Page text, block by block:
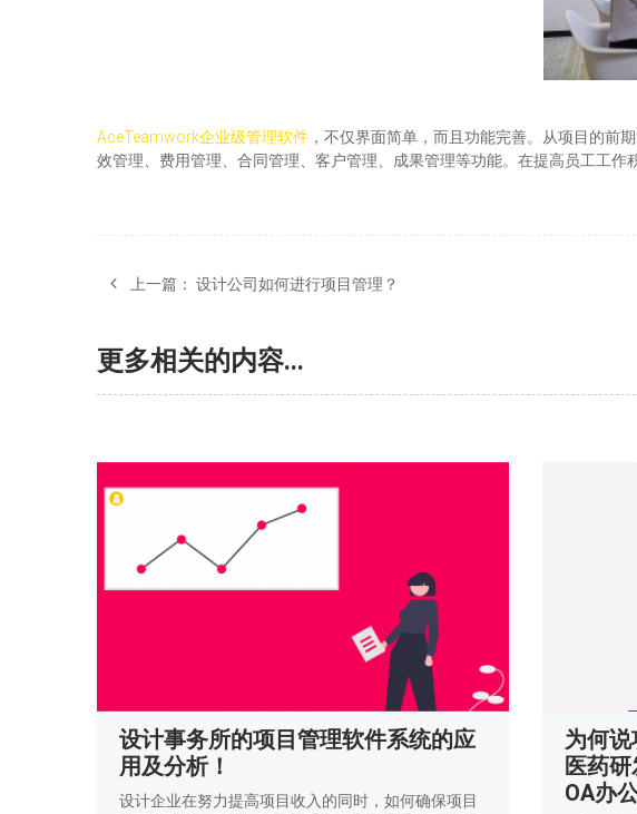
AceTeamwork企业级管理软件 ，不仅界面简单，而且功能完善。从项目的前
效管理、费用管理、合同管理、客户管理、成果管理等功能。在提高员工工作
上一篇： 设计公司如何进行项目管理？
更多相关的内容...
设计事务所的项目管理软件系统的应
用及分析！
设计企业在努力提高项目收入的同时，如何确保项目
为何
医药
OA办